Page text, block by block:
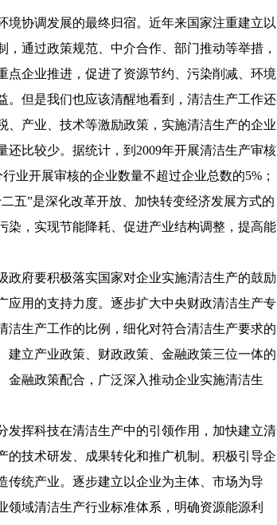
协调发展的最终归宿。近年来国家注重建立以
通过政策规范、中介合作、部门推动等举措，
企业推进，促进了资源节约、污染削减、环境
但是我们也应该清醒地看到，清洁生产工作还
产业、技术等激励政策，实施清洁生产的企业
比较少。据统计，到2009年开展清洁生产审核
业开展审核的企业数量不超过企业总数的5%；
五”是深化改革开放、加快转变经济发展方式的
，实现节能降耗、促进产业结构调整，提高能
府要积极落实国家对企业实施清洁生产的鼓励
用的支持力度。逐步扩大中央财政清洁生产专
生产工作的比例，细化对符合清洁生产要求的
立产业政策、财政政策、金融政策三位一体的
金融政策配合，广泛深入推动企业实施清洁生
挥科技在清洁生产中的引领作用，加快建立清
技术研发、成果转化和推广机制。积极引导企
传统产业。逐步建立以企业为主体、市场为导
域清洁生产行业标准体系，明确资源能源利